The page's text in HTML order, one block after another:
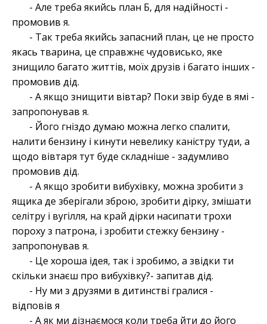
- Але треба якийсь план Б, для надійності -
промовив я.
- Так треба якийсь запасний план, це не просто
якась тварина, це справжнє чудовисько, яке
знищило багато життів, моїх друзів і багато інших -
промовив дід.
- А якщо знищити вівтар? Поки звір буде в ямі -
запропонував я.
- Його гніздо думаю можна легко спалити,
налити бензину і кинути невелику каністру туди, а
щодо вівтаря тут буде складніше - задумливо
промовив дід.
- А якщо зробити вибухівку, можна зробити з
ящика де зберігали зброю, зробити дірку, змішати
селітру і вугілля, на край дірки насипати трохи
пороху з патрона, і зробити стежку бензину -
запропонував я.
- Це хороша ідея, так і зробимо, а звідки ти
скільки знаєш про вибухівку?- запитав дід.
- Ну ми з друзями в дитинстві гралися -
відповів я
- А як ми дізнаємося коли треба йти до його